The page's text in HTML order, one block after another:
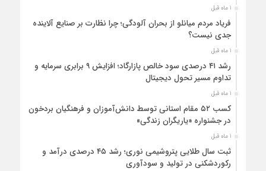
1 ماه قبل
فریاد مردم میانلو از بحران آلودگی؛ چرا نظارت بر صنایع آلاینده
جدی نیست؟
1 ماه قبل
رشد ۴۱ درصدی سود خالص پازارگاد؛ افزایش ۹ برابری سرمایه و
تداوم مسیر تحول دیجیتال
1 ماه قبل
کسب ۵۲ مقام استانی توسط دانش‌آموزان و فرهنگیان بردخون
در جشنواره «یاریگران زندگی»
1 ماه قبل
ثبت سال طلایی پتروشیمی نوری؛ رشد ۴۵ درصدی درآمد و
رکوردشکنی در تولید و سودآوری